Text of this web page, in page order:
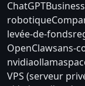
ChatGPTBusiness
robotique
levée-de-fonds
OpenClawsans-
nvidiaollama
VPS (serveur